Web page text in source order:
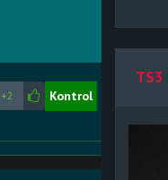
+2 Kontrol
TS3